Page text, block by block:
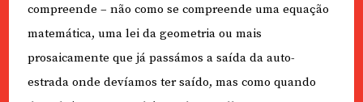
compreende – não como se compreende uma equação
matemática, uma lei da geometria ou mais
prosaicamente que já passámos a saída da auto-
estrada onde devíamos ter saído, mas como quando